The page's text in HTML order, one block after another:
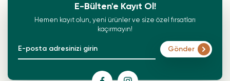
E-Bülten'e Kayıt Ol!
Hemen kayıt olun, yeni ürünler ve size özel fırsatları
kaçırmayın!
Gönder